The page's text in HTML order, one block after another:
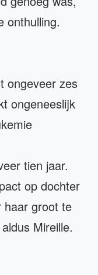
onthulling.
ongeveer zes
ongeneeslijk
tien jaar.
op dochter
haar groot te
Mireille.